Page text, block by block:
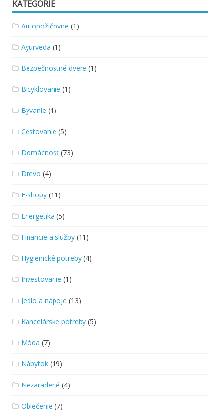
KATEGÓRIE
Autopožičovne (1)
Ayurveda (1)
Bezpečnostné dvere (1)
Bicyklovanie (1)
Bývanie (1)
Cestovanie (5)
Domácnosť(73)
Drevo (4)
E-shopy (11)
Energetika (5)
Financie a služby (11)
Hygienické potreby (4)
Investovanie (1)
Jedlo a nápoje (13)
Kancelárske potreby (5)
Móda (7)
Nábytok (19)
Nezaradené (4)
Oblečenie (7)